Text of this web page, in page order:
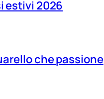
estivi 2026
che passione